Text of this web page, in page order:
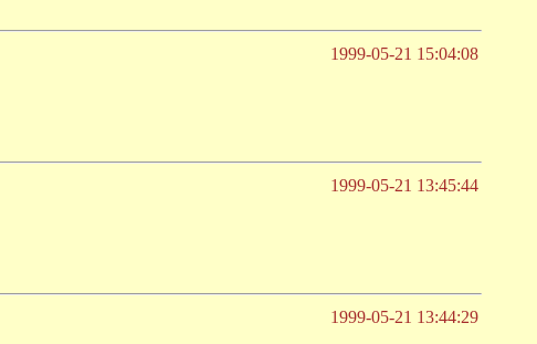
1999-05-21 15:04:08
1999-05-21 13:45:44
1999-05-21 13:44:29